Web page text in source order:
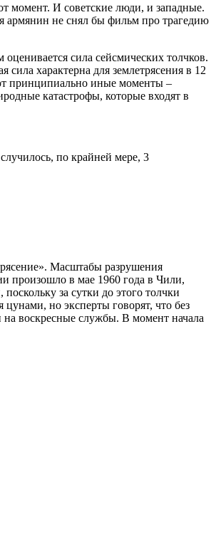
момент. И советские люди, и западные.
армянин не снял бы фильм про трагедию
сила сейсмических толчков.
характерна для землетрясения в 12
принципиально иные моменты –
катастрофы, которые входят в
по крайней мере, 3
Масштабы разрушения
произошло в мае 1960 года в Чили,
за сутки до этого толчки
но эксперты говорят, что без
на воскресные службы. В момент начала